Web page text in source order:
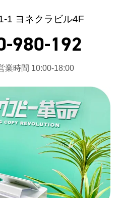
1 ヨネクラビル4F
980-192
時間 10:00-18:00